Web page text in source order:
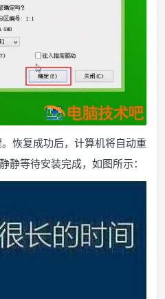
恢复成功后，计算机将自动重
静等待安装完成，如图所示：